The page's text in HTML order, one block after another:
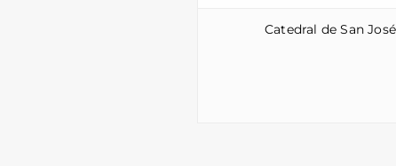
Catedral de San José